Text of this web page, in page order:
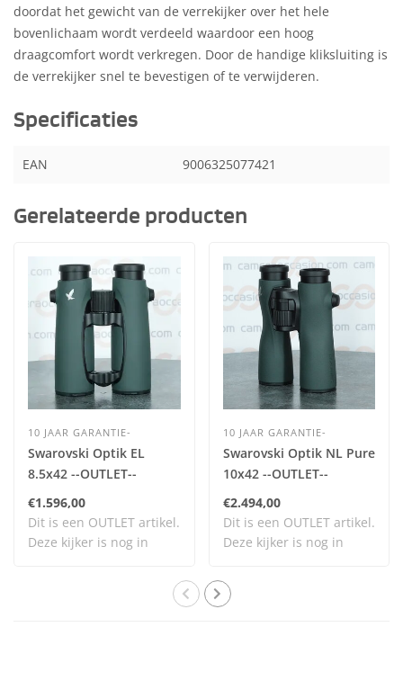
doordat het gewicht van de verrekijker over het hele
bovenlichaam wordt verdeeld waardoor een hoog
draagcomfort wordt verkregen. Door de handige kliksluiting is
de verrekijker snel te bevestigen of te verwijderen.
Specificaties
EAN 9006325077421
Gerelateerde producten
10 JAAR GARANTIE-
Swarovski Optik EL
8.5x42 --OUTLET--
€1.596,00
Dit is een OUTLET artikel.
Deze kijker is nog in
10 JAAR GARANTIE-
Swarovski Optik NL Pure
10x42 --OUTLET--
€2.494,00
Dit is een OUTLET artikel.
Deze kijker is nog in